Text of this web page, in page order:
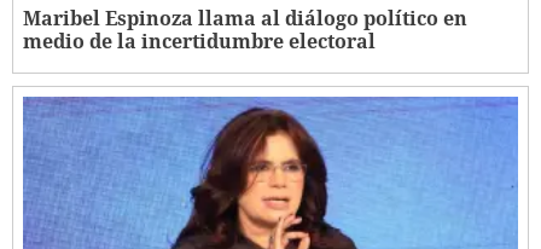
Maribel Espinoza llama al diálogo político en
medio de la incertidumbre electoral